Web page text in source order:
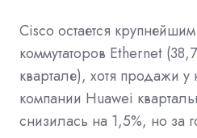
Cisco остается
коммутаторов Ethernet
квартале), хотя продажи
компании Huawei
снизилась на 1,5%, но за